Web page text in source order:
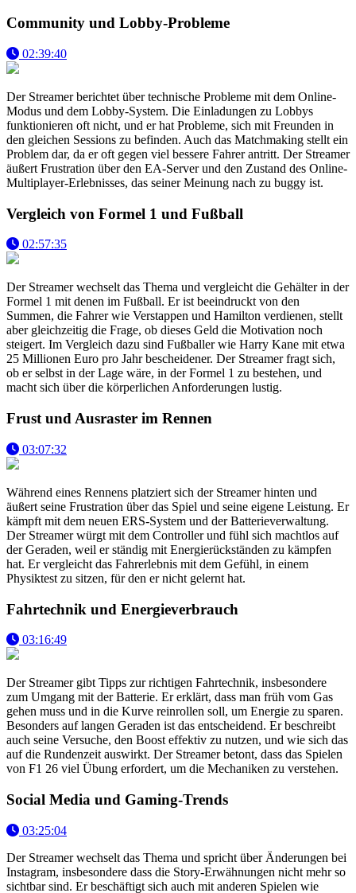
Community und Lobby-Probleme
02:39:40
Der Streamer berichtet über technische Probleme mit dem Online-
Modus und dem Lobby-System. Die Einladungen zu Lobbys
funktionieren oft nicht, und er hat Probleme, sich mit Freunden in
den gleichen Sessions zu befinden. Auch das Matchmaking stellt ein
Problem dar, da er oft gegen viel bessere Fahrer antritt. Der Streamer
äußert Frustration über den EA-Server und den Zustand des Online-
Multiplayer-Erlebnisses, das seiner Meinung nach zu buggy ist.
Vergleich von Formel 1 und Fußball
02:57:35
Der Streamer wechselt das Thema und vergleicht die Gehälter in der
Formel 1 mit denen im Fußball. Er ist beeindruckt von den
Summen, die Fahrer wie Verstappen und Hamilton verdienen, stellt
aber gleichzeitig die Frage, ob dieses Geld die Motivation noch
steigert. Im Vergleich dazu sind Fußballer wie Harry Kane mit etwa
25 Millionen Euro pro Jahr bescheidener. Der Streamer fragt sich,
ob er selbst in der Lage wäre, in der Formel 1 zu bestehen, und
macht sich über die körperlichen Anforderungen lustig.
Frust und Ausraster im Rennen
03:07:32
Während eines Rennens platziert sich der Streamer hinten und
äußert seine Frustration über das Spiel und seine eigene Leistung. Er
kämpft mit dem neuen ERS-System und der Batterieverwaltung.
Der Streamer würgt mit dem Controller und fühl sich machtlos auf
der Geraden, weil er ständig mit Energierückständen zu kämpfen
hat. Er vergleicht das Fahrerlebnis mit dem Gefühl, in einem
Physiktest zu sitzen, für den er nicht gelernt hat.
Fahrtechnik und Energieverbrauch
03:16:49
Der Streamer gibt Tipps zur richtigen Fahrtechnik, insbesondere
zum Umgang mit der Batterie. Er erklärt, dass man früh vom Gas
gehen muss und in die Kurve reinrollen soll, um Energie zu sparen.
Besonders auf langen Geraden ist das entscheidend. Er beschreibt
auch seine Versuche, den Boost effektiv zu nutzen, und wie sich das
auf die Rundenzeit auswirkt. Der Streamer betont, dass das Spielen
von F1 26 viel Übung erfordert, um die Mechaniken zu verstehen.
Social Media und Gaming-Trends
03:25:04
Der Streamer wechselt das Thema und spricht über Änderungen bei
Instagram, insbesondere dass die Story-Erwähnungen nicht mehr so
sichtbar sind. Er beschäftigt sich auch mit anderen Spielen wie